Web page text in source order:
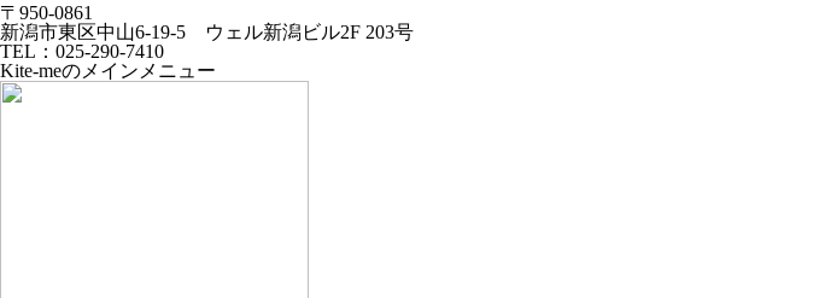
〒950-0861
新潟市東区中山6-19-5 ウェル新潟ビル2F 203号
TEL：025-290-7410
Kite-meのメインメニュー